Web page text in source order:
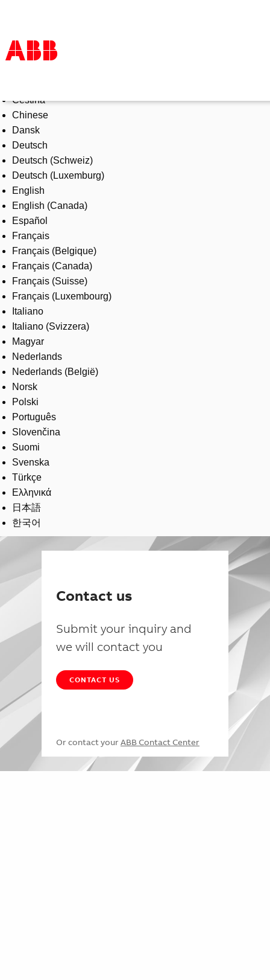
Products & Solutions
Industries
Services
About us
Where to buy
Contact us
Careers
Čeština
Chinese
Dansk
Deutsch
Deutsch (Schweiz)
Deutsch (Luxemburg)
English
English (Canada)
Español
Français
Français (Belgique)
Français (Canada)
Français (Suisse)
Français (Luxembourg)
Italiano
Italiano (Svizzera)
Magyar
Nederlands
Nederlands (België)
Norsk
Polski
Português
Slovenčina
Suomi
Svenska
Türkçe
Ελληνικά
日本語
한국어
Contact us
Submit your inquiry and
we will contact you
CONTACT US
Or contact your ABB Contact Center